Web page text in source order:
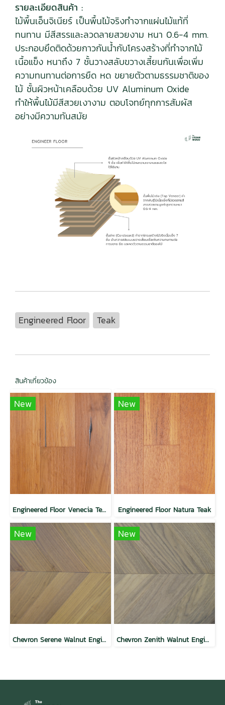
รายละเอียดสินค้า :
ไม้พื้นเอ็นจิเนียร์ เป็นพื้นไม้จริงทำจากแผ่นไม้แท้ที่
ทนทาน มีสีสรรและลวดลายสวยงาม หนา 0.6-4 mm.
ประกอบยึดติดด้วยกาวกันน้ำกับโครงสร้างที่ทำจากไม้
เนื้อแข็ง หนาถึง 7 ชั้นวางสลับขวางเสี้ยนกันเพื่อเพิ่ม
ความทนทานต่อการยืด หด ขยายตัวตามธรรมชาติของ
ไม้ ชั้นผิวหน้าเคลือบด้วย UV Aluminum Oxide
ทำให้พื้นไม้มีสีสวยเงางาม ตอบโจทย์ทุกการสัมผัส
อย่างมีความทันสมัย
Engineered Floor Teak
สินค้าเกี่ยวข้อง
New
Engineered Floor Venecia Teak
New
Engineered Floor Natura Teak
New
Chevron Serene Walnut Engineered Floor
New
Chevron Zenith Walnut Engineered Floor